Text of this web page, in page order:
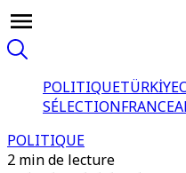
POLITIQUETÜRKİYE
SÉLECTIONFRANCE
POLITIQUE
2 min de lecture